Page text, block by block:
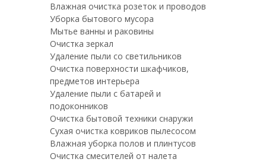
Влажная очистка розеток и проводов
Уборка бытового мусора
Мытье ванны и раковины
Очистка зеркал
Удаление пыли со светильников
Очистка поверхности шкафчиков,
предметов интерьера
Удаление пыли с батарей и
подоконников
Очистка бытовой техники снаружи
Сухая очистка ковриков пылесосом
Влажная уборка полов и плинтусов
Очистка смесителей от налета